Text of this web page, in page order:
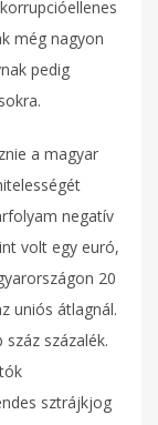
még nagyon
pedig
a magyar
negatív
volt egy euró,
20
uniós átlagnál.
százalék.
sztrájkjog